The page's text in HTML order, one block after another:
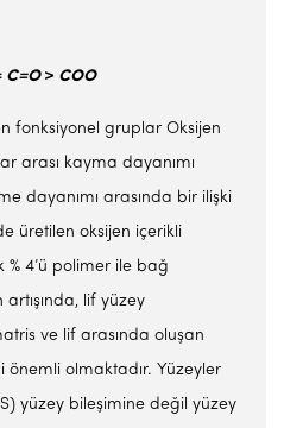
C=O > COO
fonksiyonel gruplar Oksijen
arası kayma dayanımı
dayanımı arasında bir ilişki
üretilen oksijen içerikli
% 4’ü polimer ile bağ
lif yüzey
ve lif arasında oluşan
olmaktadır. Yüzeyler
yüzey bileşimine değil yüzey